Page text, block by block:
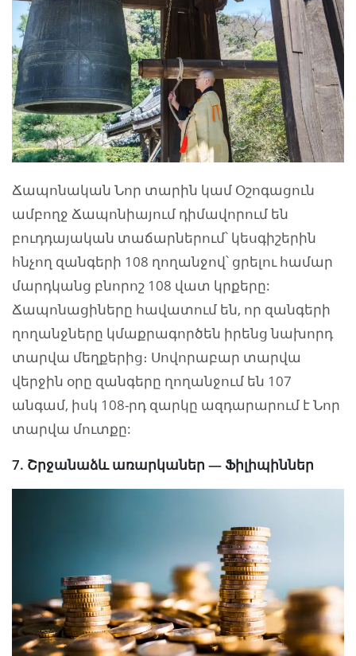
Ճապոնական Նոր տարին կամ Օշոգացուն
ամբողջ Ճապոնիայում դիմավորում են
բուդդայական տաճարներում՝ կեսգիշերին
հնչող զանգերի 108 ղողանջով՝ ցրելու համար
մարդկանց բնորոշ 108 վատ կրքերը:
Ճապոնացիները հավատում են, որ զանգերի
ղողանջները կմաքրագործեն իրենց նախորդ
տարվա մեղքերից։ Սովորաբար տարվա
վերջին օրը զանգերը ղողանջում են 107
անգամ, իսկ 108-րդ զարկը ազդարարում է Նոր
տարվա մուտքը:
7. Շրջանաձև առարկաներ — Ֆիլիպիններ